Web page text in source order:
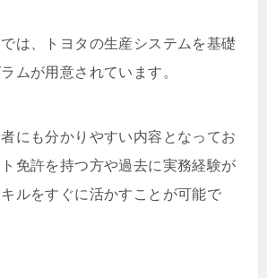
は、トヨタの生産システムを基礎
ムが用意されています。
にも分かりやすい内容となってお
免許を持つ方や過去に実務経験が
ルをすぐに活かすことが可能で